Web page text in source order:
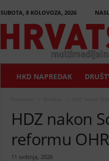
SUBOTA, 8 KOLOVOZA, 2026
H
k
HKD NAPREDAK
HDZ nakon
reformu
11 svibnja, 2026